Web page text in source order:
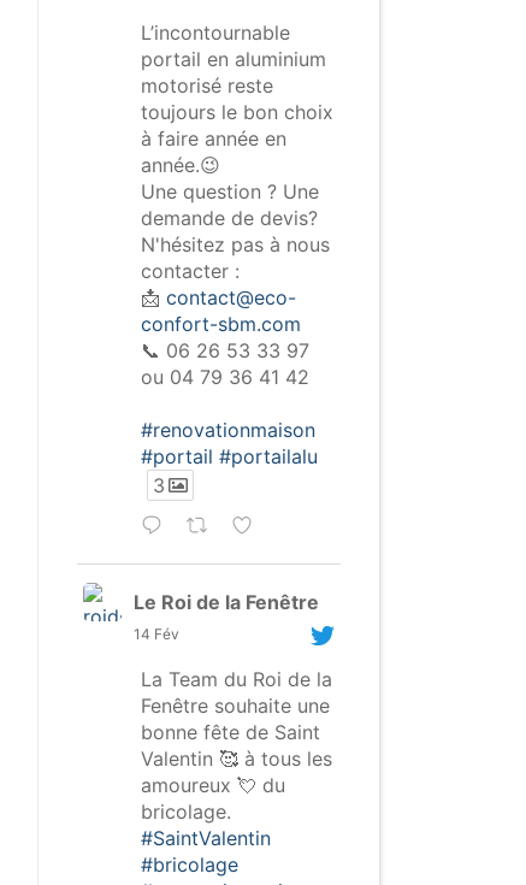
L’incontournable
portail en aluminium
motorisé reste
toujours le bon choix
à faire année en
année.😉
Une question ? Une
demande de devis?
N'hésitez pas à nous
contacter :
📩 contact@eco-
confort-sbm.com
📞 06 26 53 33 97
ou 04 79 36 41 42
#renovationmaison
#portail #portailalu
3
Le Roi de la Fenêtre
14 Fév
La Team du Roi de la
Fenêtre souhaite une
bonne fête de Saint
Valentin 🥰 à tous les
amoureux 💘 du
bricolage.
#SaintValentin
#bricolage